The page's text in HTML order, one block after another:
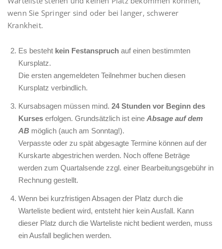
wenn Sie Springer sind oder bei langer, schwerer
Krankheit.
Es besteht kein Festanspruch auf einen bestimmten
Kursplatz.
Die ersten angemeldeten Teilnehmer buchen diesen
Kursplatz verbindlich.
Kursabsagen müssen mind. 24 Stunden vor Beginn des
Kurses erfolgen. Grundsätzlich ist eine Absage auf dem
AB möglich (auch am Sonntag!).
Verpasste oder zu spät abgesagte Termine können auf der
Kurskarte abgestrichen werden. Noch offene Beträge
werden zum Quartalsende zzgl. einer Bearbeitungsgebühr in
Rechnung gestellt.
Wenn bei kurzfristigen Absagen der Platz durch die
Warteliste bedient wird, entsteht hier kein Ausfall. Kann
dieser Platz durch die Warteliste nicht bedient werden, muss
ein Ausfall beglichen werden.